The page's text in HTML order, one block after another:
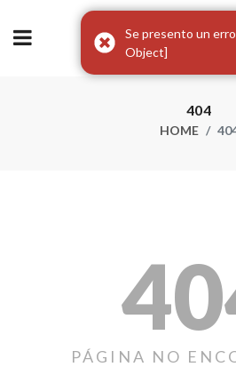
404
HOME
PÁGINA NO
Se presento un
Object]